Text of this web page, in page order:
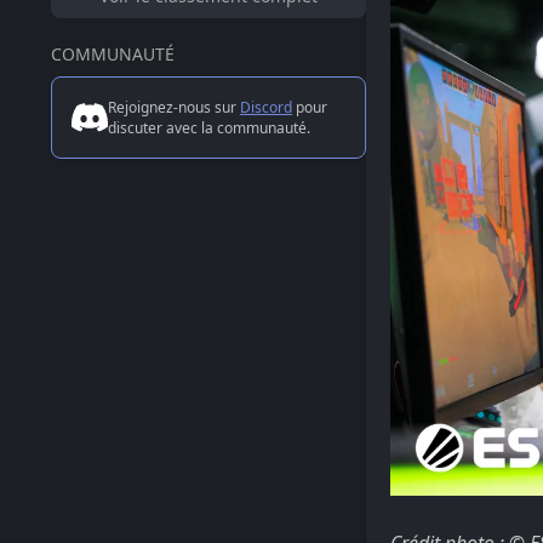
COMMUNAUTÉ
Rejoignez-nous sur Discord pour
discuter avec la communauté.